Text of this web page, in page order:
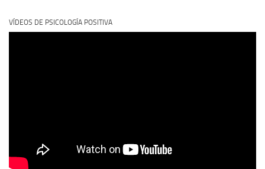
VÍDEOS DE PSICOLOGÍA POSITIVA